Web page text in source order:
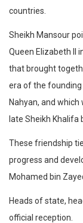
countries.
Sheikh Mansour
Queen Elizabeth II
that brought
era of the founding
Nahyan, and
late Sheikh Khalifa
These friendship
progress and
Mohamed bin
Heads of state,
official reception.